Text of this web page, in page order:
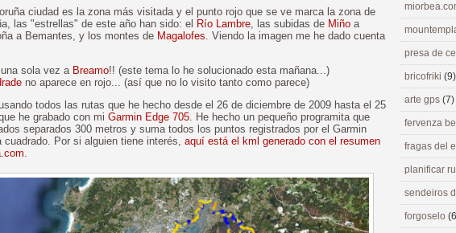
ciudad es la zona más visitada y el punto rojo que se ve marca la zona de
las "estrellas" de este año han sido: el Río Lambre, las subidas de Miño a
a Bemantes, y los montes de Magalofes. Viendo la imagen me he dado cuenta
una sola vez a Breamo!! (este tema lo he solucionado esta mañana...)
no aparece en rojo... (así que no lo visito tanto como parece)
todos las rutas que he hecho desde el 26 de diciembre de 2009 hasta el 25
he grabado con mi Garmin Edge 705. He hecho un pequeño programita que
separados 300 metros y suma todos los puntos registrados por el Garmin
cuadrado. Por si alguien tiene interés, aquí está el kml generado con el resumen
.
presa de
bricofriki (9)
arte gps (7)
fervenza
fragas del
planificar
sendeiros
forgoselo